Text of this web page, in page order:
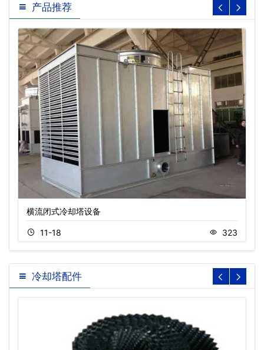
产品推荐
横流闭式冷却塔设备
11-18 323
冷却塔配件